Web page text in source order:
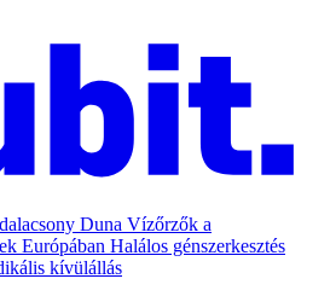
Duna Vízőrzők a
Európában Halálos génszerkesztés
kívülállás